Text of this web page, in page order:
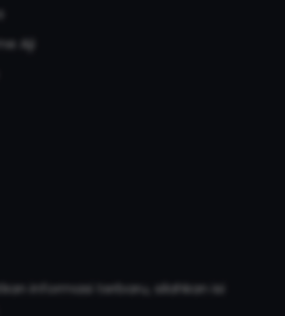
Aji
informasi terbaru, silahkan isi